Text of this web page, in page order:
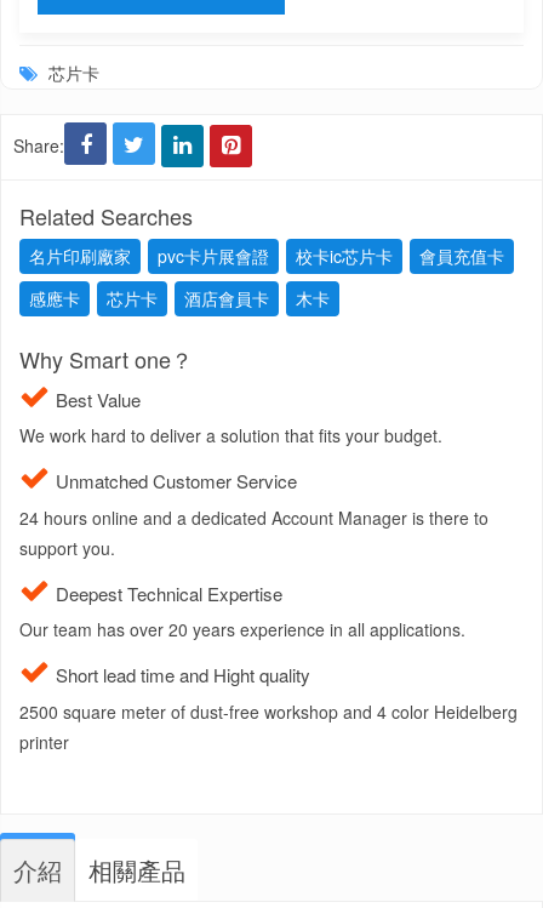
芯片卡
Share:
Related Searches
名片印刷廠家 pvc卡片展會證 校卡ic芯片卡
會員充值卡
感應卡
芯片卡 酒店會員卡 木卡
Why Smart one？
Best Value
We work hard to deliver a solution that fits your budget.
Unmatched Customer Service
24 hours online and a dedicated Account Manager is there to
support you.
Deepest Technical Expertise
Our team has over 20 years experience in all applications.
Short lead time and Hight quality
2500 square meter of dust-free workshop and 4 color Heidelberg
printer
介紹 相關產品